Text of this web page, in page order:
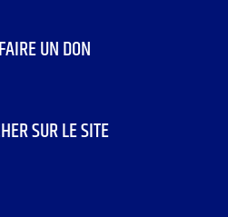
UN DON
SUR LE SITE